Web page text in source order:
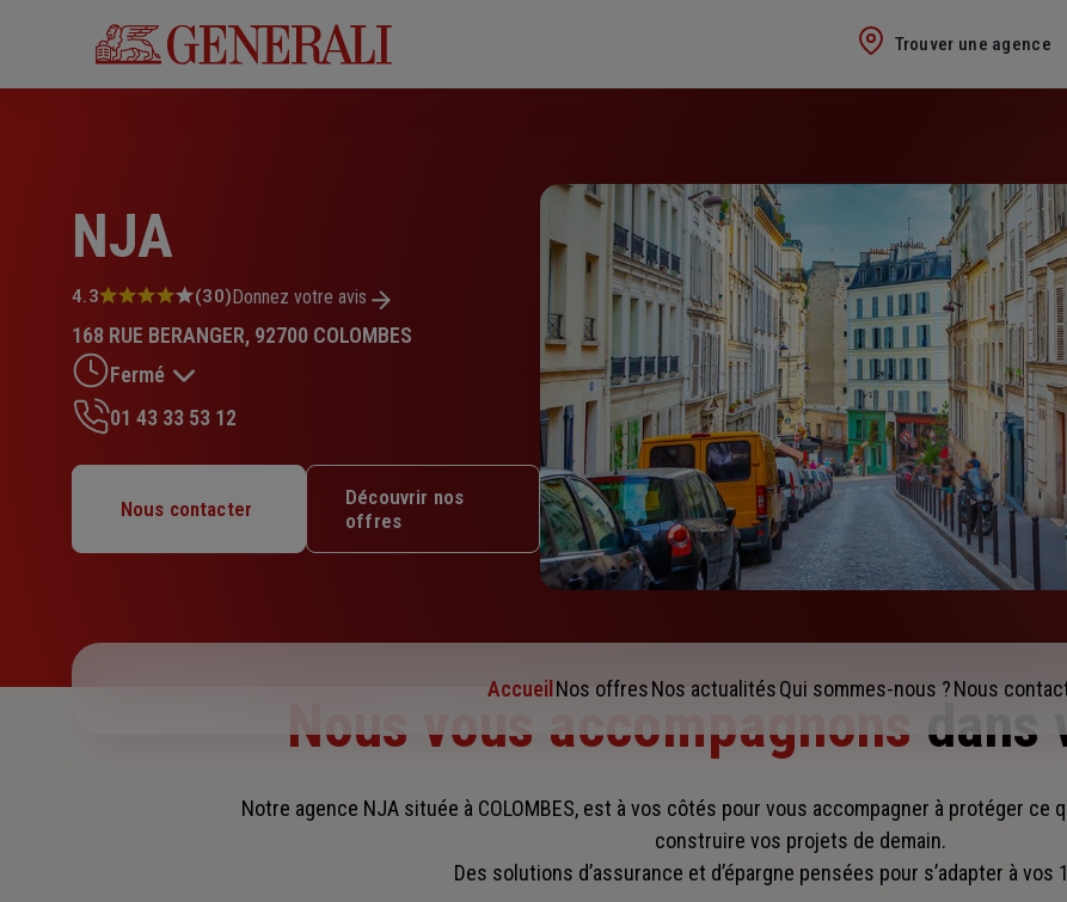
Trouver une agence
NJA
Note
4.3
sur
5
étoiles
4.3 (30)Donnez votre avis
168 RUE BERANGER, 92700 COLOMBES
Fermé
Mardi : 09h30 – 12h30 / 14h – 17h30
Mercredi : 09h30 – 12h30 / 14h – 17h30
Jeudi : 09h30 – 12h30 / 14h – 17h30
01 43 33 53 12
Nous contacter
Découvrir nos
offres
Accueil Nos offresNos actualitésQui sommes-nous ?Nous
Nous vous accompagnons dans
Notre agence NJA située à COLOMBES, est à vos côtés pour vous accompagner à protéger ce
construire vos projets de demain.
Des solutions d’assurance et d’épargne pensées pour s’adapter à vos